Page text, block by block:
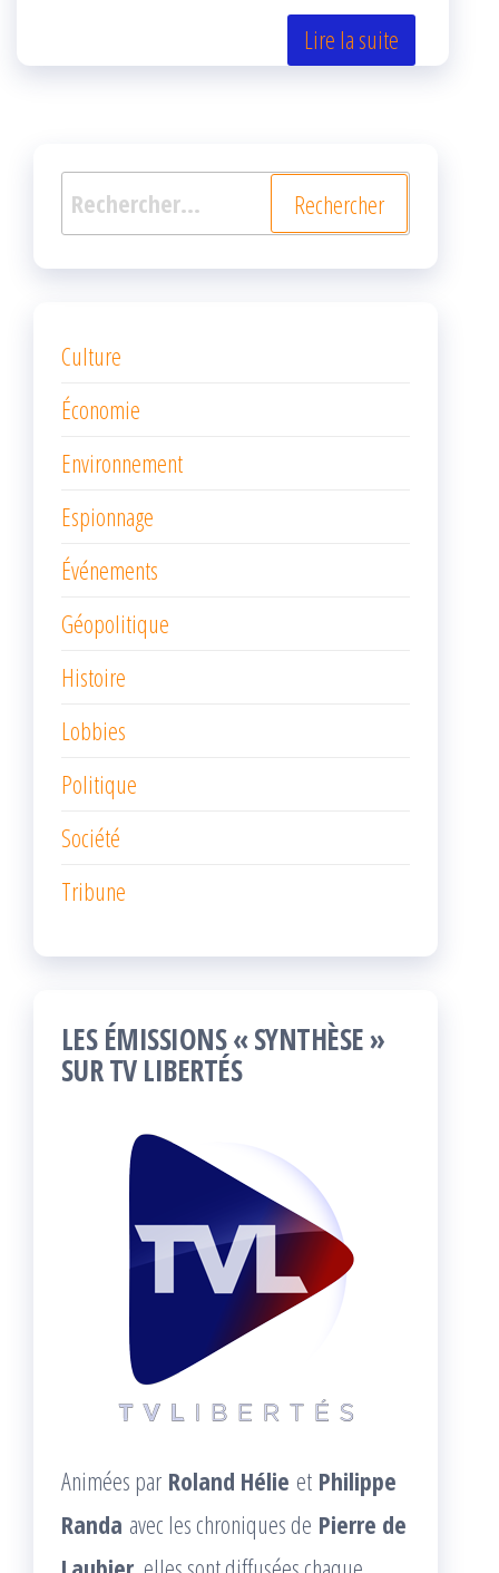
k r
Lire la suite
Rechercher :
Culture
Économie
Environnement
Espionnage
Événements
Géopolitique
Histoire
Lobbies
Politique
Société
Tribune
LES ÉMISSIONS « SYNTHÈSE »
SUR TV LIBERTÉS
Animées par Roland Hélie et Philippe
Randa avec les chroniques de Pierre de